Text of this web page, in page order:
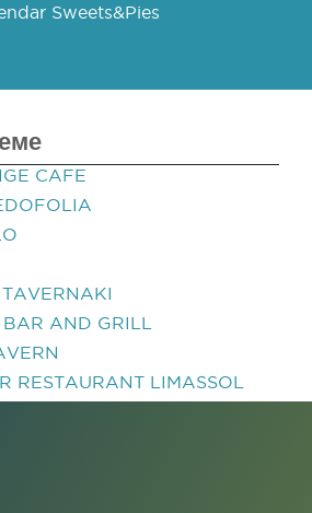
Sweets&Pies
CAFE
AND GRILL
RESTAURANT LIMASSOL